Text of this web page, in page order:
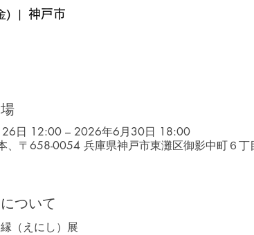
) 神戸市
日 12:00 – 2026年6月30日 18:00
、〒658-0054 兵庫県神戸市東灘区御影中町６丁
ついて
（えにし）展